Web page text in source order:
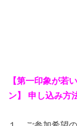
【第一印象が若
ン】 申し込み方